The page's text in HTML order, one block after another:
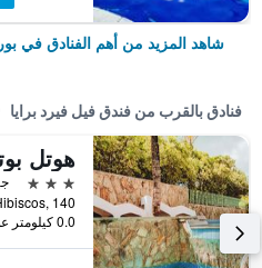
شاهد المزيد من أهم الفنادق في
فنادق بالقرب من فندق فيل فيرد برايا
هوتل
3 نجوم
0.0 كيلومتر عن وسط المدينة